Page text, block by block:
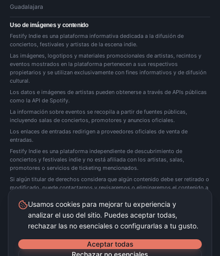
Guadalajara
Uso de imágenes y contenido
Festify Indie es una plataforma informativa dedicada a la difusión de
conciertos, festivales y artistas de la escena indie.
Las imágenes, logotipos y materiales promocionales de artistas, recintos y
eventos mostrados en la plataforma pertenecen a sus respectivos
propietarios y se utilizan exclusivamente con fines informativos y de difusión
cultural.
Los datos e imágenes de artistas pueden obtenerse a través de APIs públicas
como la API de Spotify.
La información sobre eventos se recopila a partir de fuentes públicas,
incluyendo salas de conciertos, promotores y anuncios oficiales.
Los enlaces de entradas redirigen a proveedores oficiales de venta de
entradas.
Festify Indie es una plataforma independiente de descubrimiento de
conciertos y festivales indie y no está afiliada con los artistas, salas,
promotores o servicios de ticketing mencionados.
Si algún titular de derechos considera que algún contenido debe ser retirado o
modificado, puede contactarnos y revisaremos o eliminaremos el contenido a
Festify Indie no vende entradas directamente. Redirigimos a plataformas oficiales de
© 2026 Festify Indie · Beta
Usamos cookies para mejorar tu experiencia y
analizar el uso del sitio. Puedes aceptar todas,
rechazar las no esenciales o configurarlas a tu gusto.
Aceptar todas
Rechazar no esenciales